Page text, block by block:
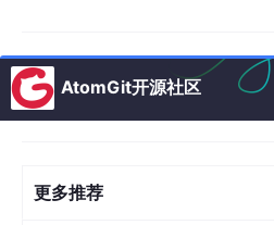
Agent 对话 → 提取实体和关
AtomGit开源社区
更多推荐